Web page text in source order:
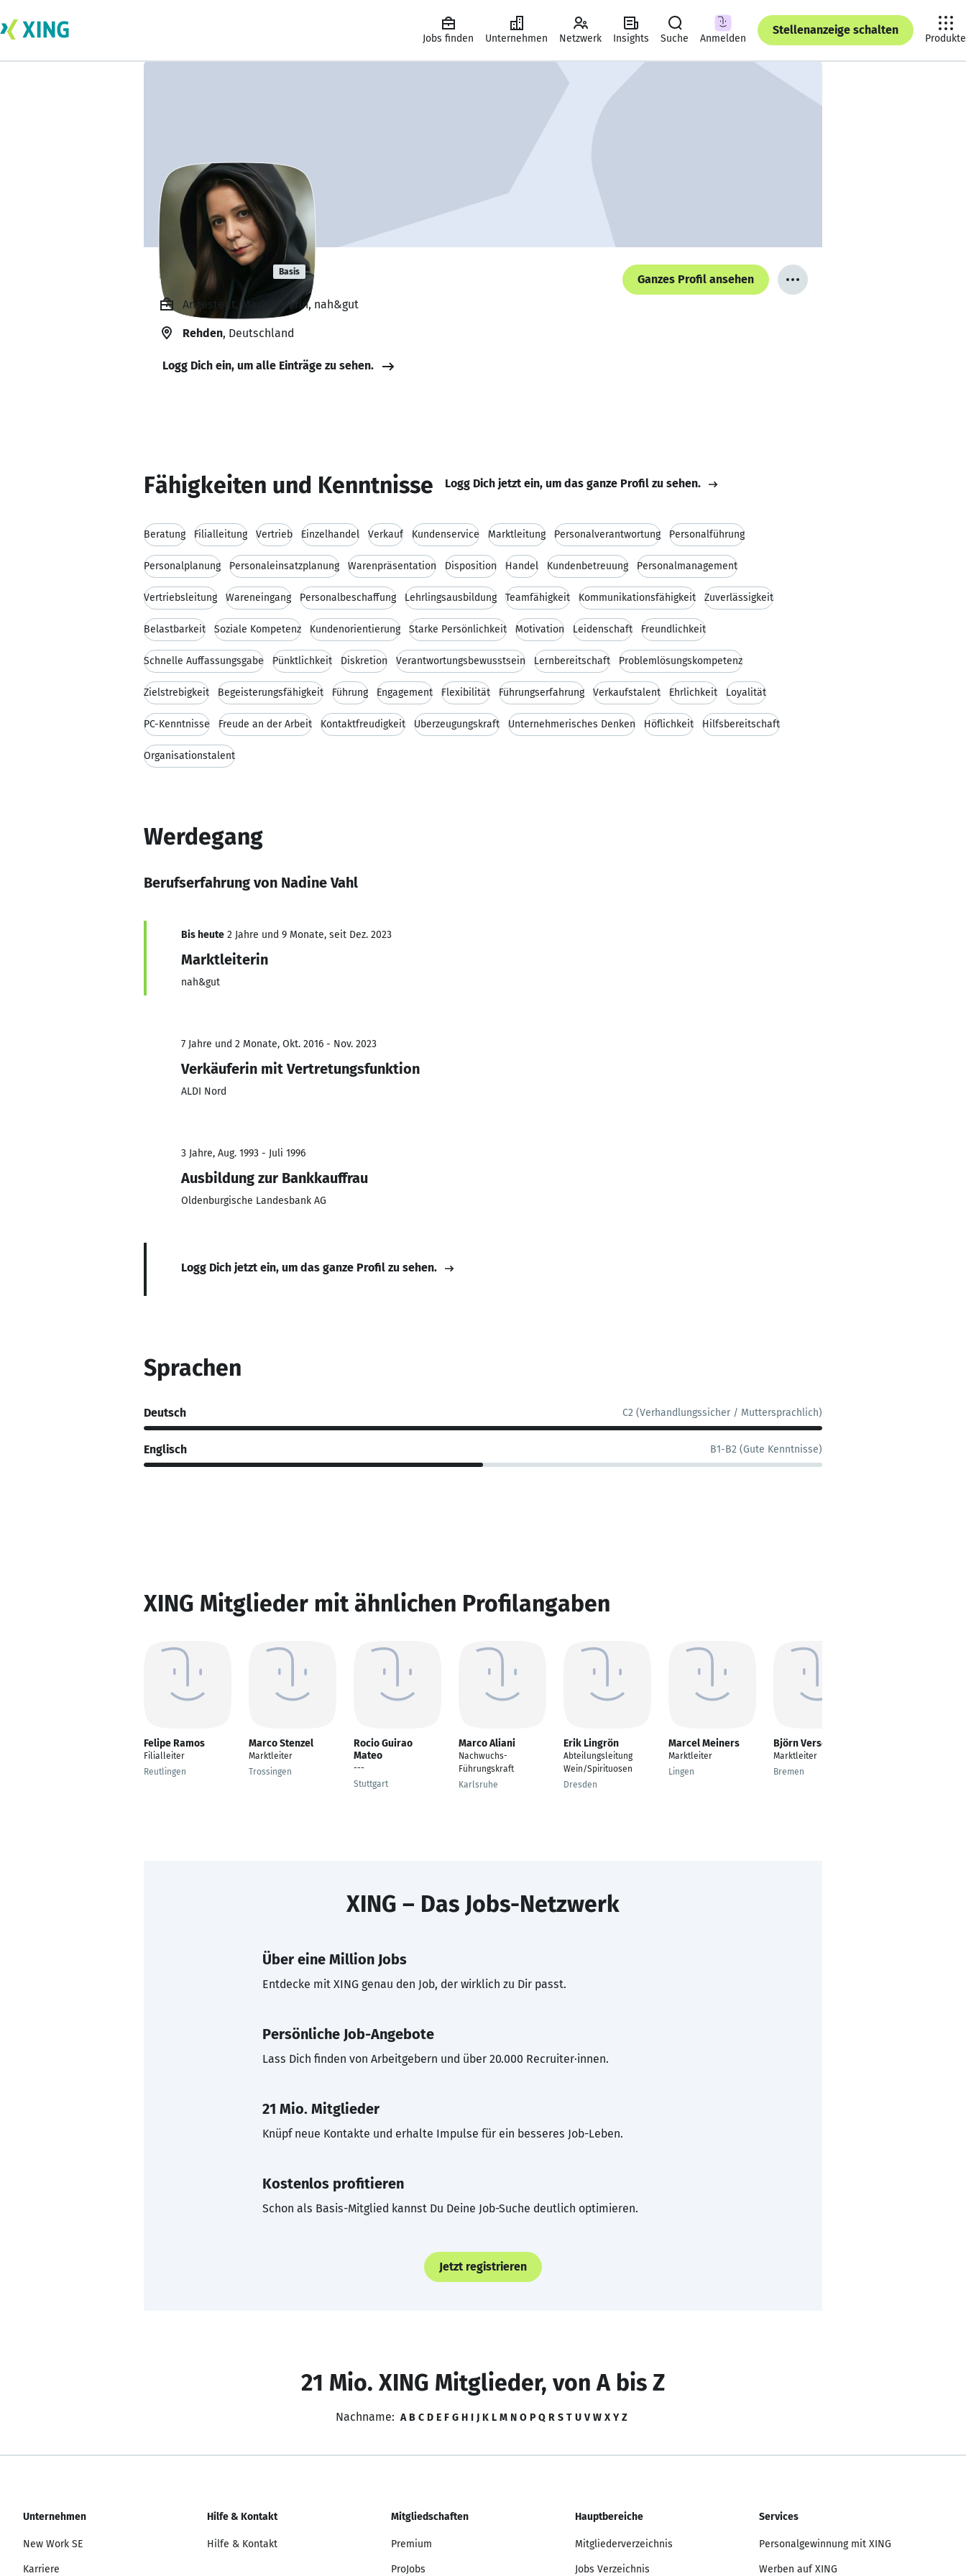
Jobs finden Unternehmen Netzwerk Insights Suche Anmelden
Stellenanzeige schalten
Produkte
Nadine Vahl Basis
Ganzes Profil ansehen
Angestellt, Marktleiterin, nah&gut
Rehden, Deutschland
Logg Dich ein, um alle Einträge zu sehen.
Fähigkeiten und Kenntnisse Logg Dich jetzt ein, um das ganze Profil zu sehen.
Beratung Filialleitung Vertrieb Einzelhandel Verkauf Kundenservice Marktleitung Personalverantwortung Personalführung
Personalplanung Personaleinsatzplanung Warenpräsentation Disposition Handel Kundenbetreuung Personalmanagement
Vertriebsleitung Wareneingang Personalbeschaffung Lehrlingsausbildung Teamfähigkeit Kommunikationsfähigkeit Zuverlässigkeit
Belastbarkeit Soziale Kompetenz Kundenorientierung Starke Persönlichkeit Motivation Leidenschaft Freundlichkeit
Schnelle Auffassungsgabe Pünktlichkeit Diskretion Verantwortungsbewusstsein Lernbereitschaft Problemlösungskompetenz
Zielstrebigkeit Begeisterungsfähigkeit Führung Engagement Flexibilität Führungserfahrung Verkaufstalent Ehrlichkeit Loyalität
PC-Kenntnisse Freude an der Arbeit Kontaktfreudigkeit Überzeugungskraft Unternehmerisches Denken Höflichkeit Hilfsbereitschaft
Organisationstalent
Werdegang
Berufserfahrung von Nadine Vahl
Bis heute 2 Jahre und 9 Monate, seit Dez. 2023
Marktleiterin
nah&gut
7 Jahre und 2 Monate, Okt. 2016 - Nov. 2023
Verkäuferin mit Vertretungsfunktion
ALDI Nord
3 Jahre, Aug. 1993 - Juli 1996
Ausbildung zur Bankkauffrau
Oldenburgische Landesbank AG
Logg Dich jetzt ein, um das ganze Profil zu sehen.
Sprachen
Deutsch C2 (Verhandlungssicher / Muttersprachlich)
Englisch B1-B2 (Gute Kenntnisse)
XING Mitglieder mit ähnlichen Profilangaben
Felipe Ramos
Filialleiter
Reutlingen
Marco Stenzel
Marktleiter
Trossingen
Rocio Guirao
Mateo
---
Stuttgart
Marco Aliani
Nachwuchs-
Führungskraft
Karlsruhe
Erik Lingrön
Abteilungsleitung
Wein/Spirituosen
Dresden
Marcel Meiners
Marktleiter
Lingen
Björn Verschuur
Marktleiter
Bremen
XING – Das Jobs-Netzwerk
Über eine Million Jobs
Entdecke mit XING genau den Job, der wirklich zu Dir passt.
Persönliche Job-Angebote
Lass Dich finden von Arbeitgebern und über 20.000 Recruiter·innen.
21 Mio. Mitglieder
Knüpf neue Kontakte und erhalte Impulse für ein besseres Job-Leben.
Kostenlos profitieren
Schon als Basis-Mitglied kannst Du Deine Job-Suche deutlich optimieren.
Jetzt registrieren
21 Mio. XING Mitglieder, von A bis Z
Nachname: A B C D E F G H I J K L M N O P Q R S T U V W X Y Z
Unternehmen
New Work SE
Karriere
Hilfe & Kontakt
Hilfe & Kontakt
Mitgliedschaften
Premium
ProJobs
Hauptbereiche
Mitgliederverzeichnis
Jobs Verzeichnis
Services
Personalgewinnung mit XING
Werben auf XING